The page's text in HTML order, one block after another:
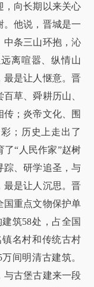
，向长期以来关心
。他说，晋城是一
中条三山环抱，沁
离喧嚣、纵情山
最是让人惬意。晋
草、舜耕历山、
；炎帝文化、围
；历史上走出了
了“人民作家”赵树
踪、研学追圣，与
最是让人沉思。晋
国重点文物保护单
筑58处，占全国
名村和传统古村
间明清古建筑。
与古堡古建来一段